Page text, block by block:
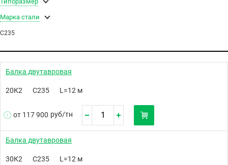
Марка стали
С235
Балка двутавровая
20К2 С235 L=12 м
от 117 900 руб/тн
Балка двутавровая
30К2 С235 L=12 м